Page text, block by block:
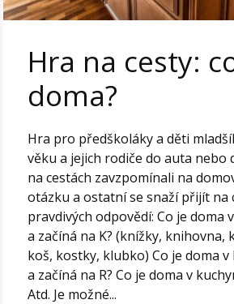
Hra na cesty:
doma?
Hra pro předškoláky a děti
věku a jejich rodiče do auta nebo
na cestách zavzpomínali na
otázku a ostatní se snaží přijít na
pravdivých odpovědí: Co je doma
a začíná na K? (knížky, knihovna,
koš, kostky, klubko) Co je doma
a začíná na R? Co je doma v
Atd. Je možné...